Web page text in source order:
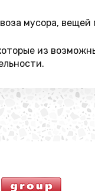
мусора,
из